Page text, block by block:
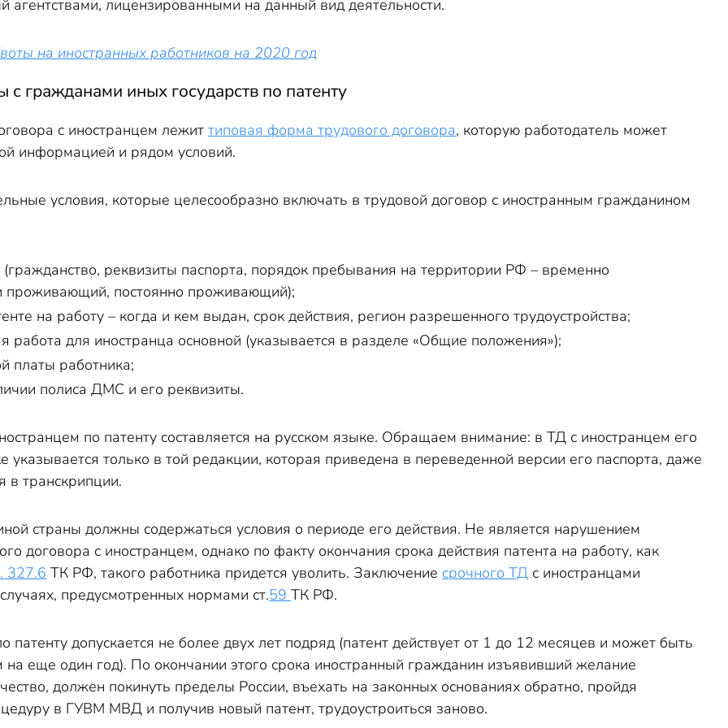
агентствами, лицензированными на данный вид деятельности.
на иностранных работников на 2020 год
с гражданами иных государств по патенту
с иностранцем лежит типовая форма трудового договора, которую работодатель может
информацией и рядом условий.
условия, которые целесообразно включать в трудовой договор с иностранным гражданином
(гражданство, реквизиты паспорта, порядок пребывания на территории РФ – временно
постоянно проживающий);
на работу – когда и кем выдан, срок действия, регион разрешенного трудоустройства;
работа для иностранца основной (указывается в разделе «Общие положения»);
платы работника;
полиса ДМС и его реквизиты.
по патенту составляется на русском языке. Обращаем внимание: в ТД с иностранцем его
только в той редакции, которая приведена в переведенной версии его паспорта, даже
в транскрипции.
страны должны содержаться условия о периоде его действия. Не является нарушением
договора с иностранцем, однако по факту окончания срока действия патента на работу, как
327.6 ТК РФ, такого работника придется уволить. Заключение срочного ТД с иностранцами
предусмотренных нормами ст.59 ТК РФ.
патенту допускается не более двух лет подряд (патент действует от 1 до 12 месяцев и может быть
еще один год). По окончании этого срока иностранный гражданин изъявивший желание
должен покинуть пределы России, въехать на законных основаниях обратно, пройдя
в ГУВМ МВД и получив новый патент, трудоустроиться заново.